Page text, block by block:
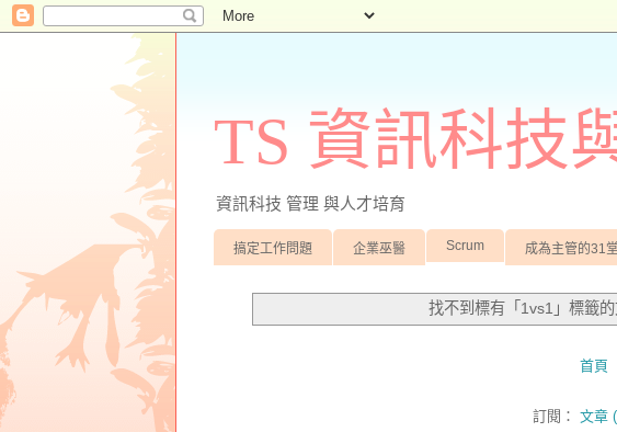
TS 資訊科技
資訊科技 管理 與人才培育
搞定工作問題 企業巫醫 Scrum 成為主管的31
找不到標有「1vs1」標籤的
首頁
訂閱： 文章